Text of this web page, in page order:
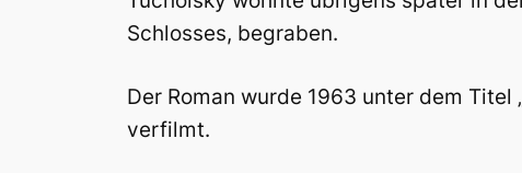
Schlosses, begraben.
Der Roman wurde 1963 unter dem
verfilmt.